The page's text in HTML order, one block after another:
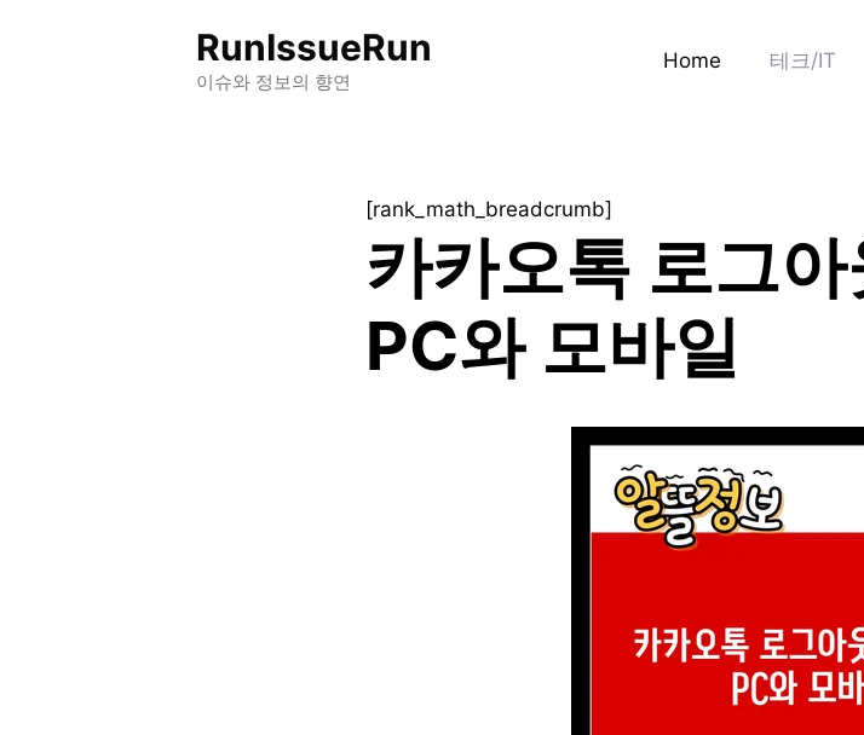
RunIssueRun
이슈와 정보의 향연
Home 테크/IT
[rank_math_breadcrumb]
카카오톡 로그
PC와 모바일